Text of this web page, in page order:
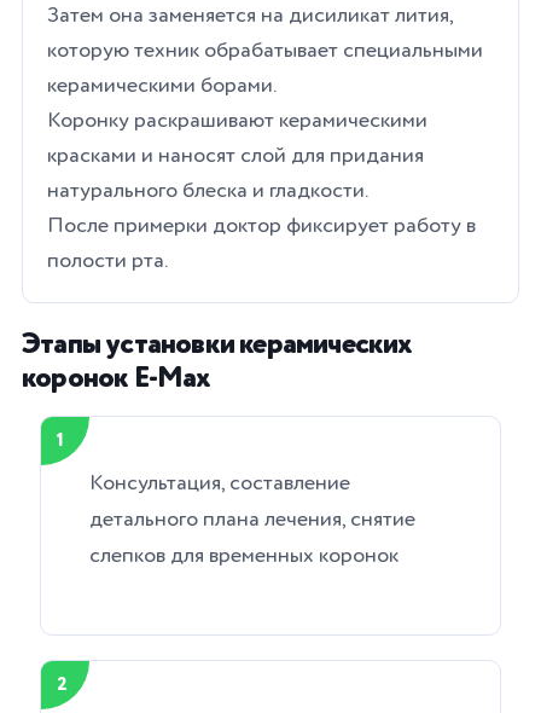
Затем она заменяется на дисиликат лития,
которую техник обрабатывает специальными
керамическими борами.
Коронку раскрашивают керамическими
красками и наносят слой для придания
натурального блеска и гладкости.
После примерки доктор фиксирует работу в
полости рта.
Этапы установки керамических
коронок E-Max
1
Консультация, составление
детального плана лечения, снятие
слепков для временных коронок
2